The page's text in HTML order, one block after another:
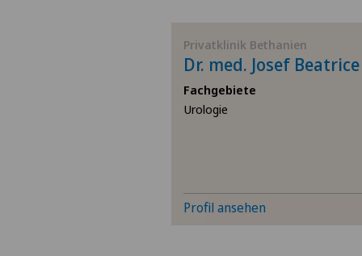
Privatklinik Bethanien
Dr. med. Josef Beatrice
Fachgebiete
Urologie
Profil ansehen